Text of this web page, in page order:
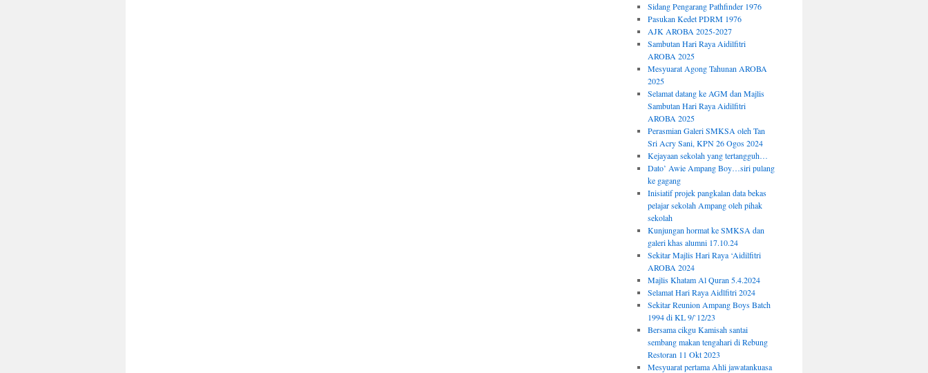
Sidang Pengarang Pathfinder 1976
Pasukan Kedet PDRM 1976
AJK AROBA 2025-2027
Sambutan Hari Raya Aidilfitri
AROBA 2025
Mesyuarat Agong Tahunan AROBA
2025
Selamat datang ke AGM dan Majlis
Sambutan Hari Raya Aidilfitri
AROBA 2025
Perasmian Galeri SMKSA oleh Tan
Sri Acry Sani, KPN 26 Ogos 2024
Kejayaan sekolah yang tertangguh…
Dato’ Awie Ampang Boy…siri pulang
ke gagang
Inisiatif projek pangkalan data bekas
pelajar sekolah Ampang oleh pihak
sekolah
Kunjungan hormat ke SMKSA dan
galeri khas alumni 17.10.24
Sekitar Majlis Hari Raya ‘Aidilfitri
AROBA 2024
Majlis Khatam Al Quran 5.4.2024
Selamat Hari Raya Aidlfitri 2024
Sekitar Reunion Ampang Boys Batch
1994 di KL 9/`12/23
Bersama cikgu Kamisah santai
sembang makan tengahari di Rebung
Restoran 11 Okt 2023
Mesyuarat pertama Ahli jawatankuasa